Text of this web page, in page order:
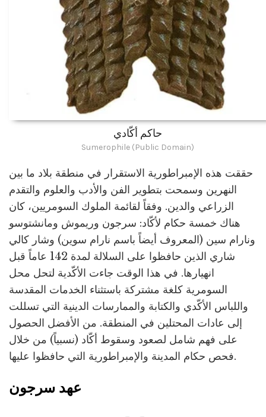
حاكم أكّادي
Sumerophile (Public Domain)
حققت هذه الإمبراطورية الاستقرار في منطقة بلاد ما بين
النهرين وسمحت بتطوير الفن والأدب والعلوم والتقدم
الزراعي والدين. وفقاً لقائمة الملوك السومريين، كان
هناك خمسة حكام لأكّاد: سرجون وريموش ومانشتوسو
ونارام سين (المعروف أيضاً باسم نارام سوين) وشار كالي
شاري الذين حافظوا على السلالة لمدة 142 عاماً قبل
انهيارها. في هذا الوقت جاءت الأكّدية لتحل محل
السومرية كلغة مشتركة باستثناء الخدمات المقدسة
واللباس الأكّدي والكتابة والممارسات الدينية التي تسللت
إلى عادات المحتلين في المنطقة. من الأفضل الحصول
على فهم شامل لصعود وسقوط أكّاد (نسبياً) من خلال
فحص حكام المدينة والإمبراطورية التي حافظوا عليها.
عهد سرجون